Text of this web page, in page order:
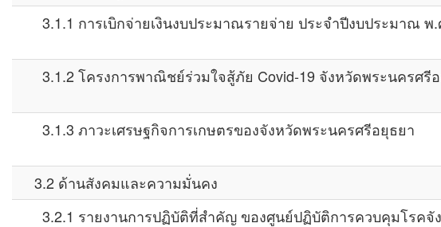
3.1.1 การเบิกจ่ายเงินงบประมาณรายจ่าย ประจำปีงบประมาณ พ.
3.1.2 โครงการพาณิชย์ร่วมใจสู้ภัย Covid-19 จังหวัดพระนครศรี
3.1.3 ภาวะเศรษฐกิจการเกษตรของจังหวัดพระนครศรีอยุธยา
3.2 ด้านสังคมและความมั่นคง
3.2.1 รายงานการปฏิบัติที่สำคัญ ของศูนย์ปฏิบัติการควบคุมโรคจั